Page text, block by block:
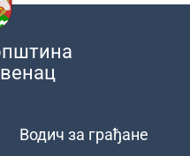
Водич за грађане